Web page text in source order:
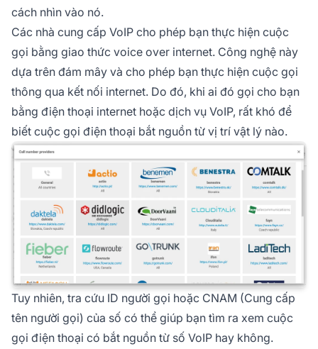
cách nhìn vào nó.
Các nhà cung cấp VoIP cho phép bạn thực hiện cuộc
gọi bằng giao thức voice over internet. Công nghệ này
dựa trên đám mây và cho phép bạn thực hiện cuộc gọi
thông qua kết nối internet. Do đó, khi ai đó gọi cho bạn
bằng điện thoại internet hoặc dịch vụ VoIP, rất khó để
biết cuộc gọi điện thoại bắt nguồn từ vị trí vật lý nào.
Tuy nhiên, tra cứu ID người gọi hoặc CNAM (Cung cấp
tên người gọi) của số có thể giúp bạn tìm ra xem cuộc
gọi điện thoại có bắt nguồn từ số VoIP hay không.